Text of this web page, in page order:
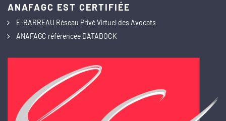
ANAFAGC EST CERTIFIÉE
E-BARREAU Réseau Privé Virtuel des Avocats
ANAFAGC référencée DATADOCK